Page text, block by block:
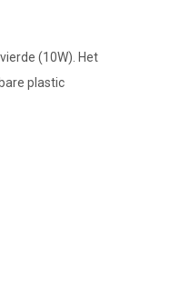
(10W). Het
plastic